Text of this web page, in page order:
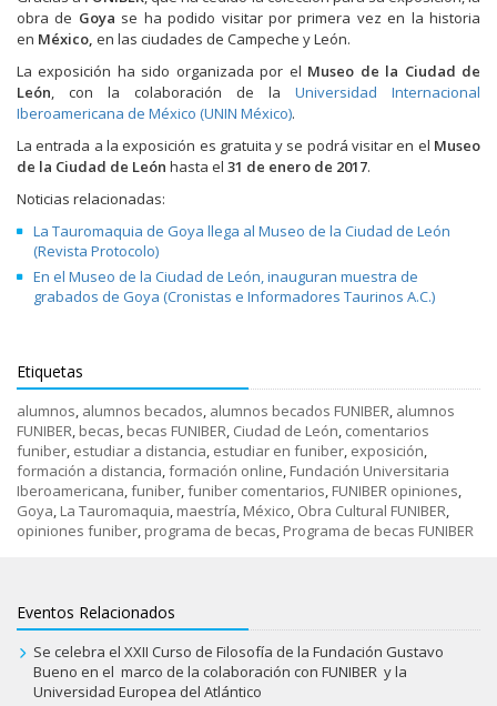
obra de Goya se ha podido visitar por primera vez en la historia
en México, en las ciudades de Campeche y León.
La exposición ha sido organizada por el Museo de la Ciudad de
León, con la colaboración de la Universidad Internacional
Iberoamericana de México (UNIN México).
La entrada a la exposición es gratuita y se podrá visitar en el Museo
de la Ciudad de León hasta el 31 de enero de 2017.
Noticias relacionadas:
La Tauromaquia de Goya llega al Museo de la Ciudad de León
(Revista Protocolo)
En el Museo de la Ciudad de León, inauguran muestra de
grabados de Goya (Cronistas e Informadores Taurinos A.C.)
Etiquetas
alumnos, alumnos becados, alumnos becados FUNIBER, alumnos
FUNIBER, becas, becas FUNIBER, Ciudad de León, comentarios
funiber, estudiar a distancia, estudiar en funiber, exposición,
formación a distancia,formación online, Fundación Universitaria
Iberoamericana,funiber,funiber comentarios, FUNIBER opiniones,
Goya, La Tauromaquia, maestría, México, Obra Cultural FUNIBER,
opiniones funiber, programa de becas, Programa de becas FUNIBER
Eventos Relacionados
Se celebra el XXII Curso de Filosofía de la Fundación Gustavo
Bueno en el marco de la colaboración con FUNIBER y la
Universidad Europea del Atlántico